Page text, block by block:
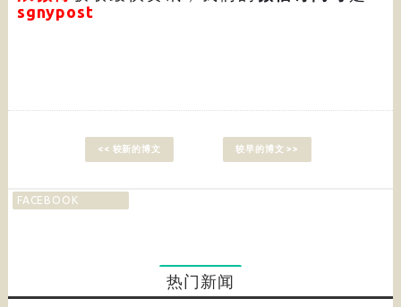
sgnypost
<< 较新的博文 较早的博文 >>
FACEBOOK
热门新闻